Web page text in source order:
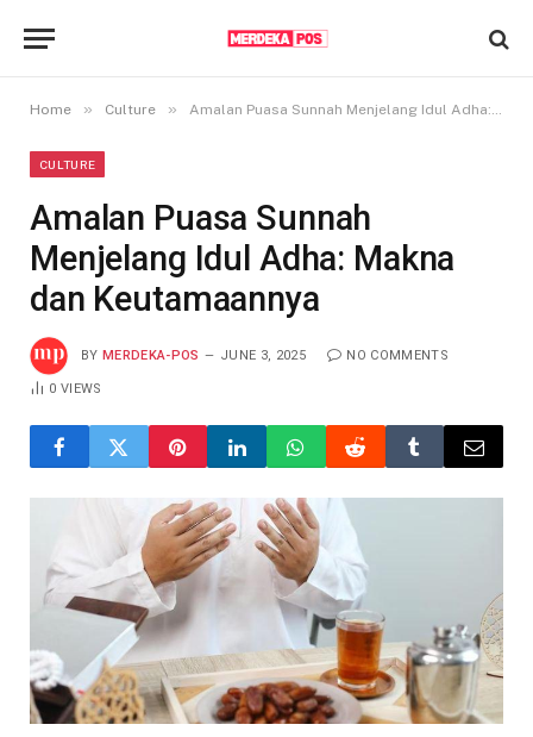
Home » Culture » Amalan Puasa Sunnah Menjelang Idul Adha: Makna dan Keutamaannya
CULTURE
Amalan Puasa Sunnah
Menjelang Idul Adha: Makna
dan Keutamaannya
BY MERDEKA-POS JUNE 3, 2025 NO COMMENTS
0VIEWS